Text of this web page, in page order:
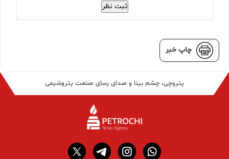
ثبت نظر
چاپ خبر
پتروچی، چشم بینا و صدای رسای صنعت پتروشیمی